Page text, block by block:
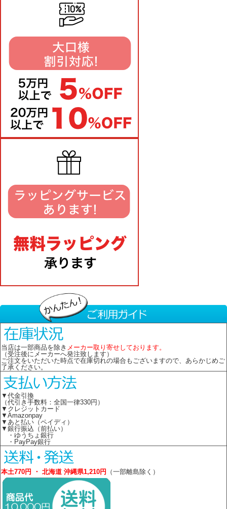
当店は一部商品を除き メーカー取り寄せしております。
（受注後にメーカーへ発注致します）
ご注文をいただいた時点で在庫切れの場合もございますので、あらかじめご
了承ください。
▼代金引換
（代引き手数料：全国一律330円）
▼クレジットカード
▼Amazonpay
▼あと払い（ペイディ）
▼銀行振込（前払い）
・ゆうちょ銀行
・PayPay銀行
本土770円 ・ 北海道 沖縄県1,210円 （一部離島除く）